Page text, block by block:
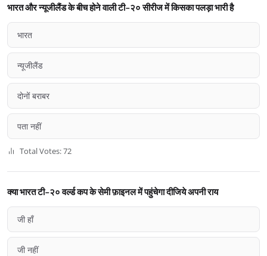
भारत और न्यूजीलैंड के बीच होने वाली टी-२० सीरीज में किसका पलड़ा भारी है
भारत
न्यूजीलैंड
दोनों बराबर
पता नहीं
Total Votes: 72
क्या भारत टी-२० वर्ल्ड कप के सेमी फ़ाइनल में पहुंचेगा दीजिये अपनी राय
जी हाँ
जी नहीं